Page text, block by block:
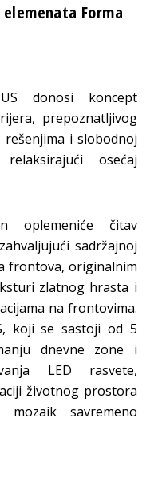
Forma
donosi koncept
prepoznatljivog
i slobodnoj
osećaj
oplemeniće čitav
sadržajnoj
frontova, originalnim
zlatnog hrasta i
na frontovima.
koji se sastoji od 5
dnevne zone i
LED rasvete,
životnog prostora
savremeno